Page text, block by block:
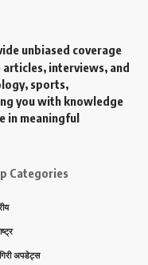
unbiased coverage
interviews, and
sports,
you with knowledge
in meaningful
Categories
अपडेट्स